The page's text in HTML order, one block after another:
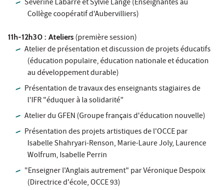
Séverine Labarre et Sylvie Lange (Enseignantes au
Collège coopératif d'Aubervilliers)
11h-12h30 : Ateliers (première session)
Atelier de présentation et discussion de projets éducatifs
(éducation populaire, éducation nationale et éducation
au développement durable)
Présentation de travaux des enseignants stagiaires de
l'IFR "éduquer à la solidarité"
Atelier du GFEN (Groupe français d'éducation nouvelle)
Présentation des projets artistiques de l'OCCE par
Isabelle Shahryari-Renson, Marie-Laure Joly, Laurence
Wolfrum, Isabelle Perrin
"Enseigner l'Anglais autrement" par Véronique Despoix
(Directrice d'école, OCCE 93)